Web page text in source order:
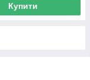
Купити